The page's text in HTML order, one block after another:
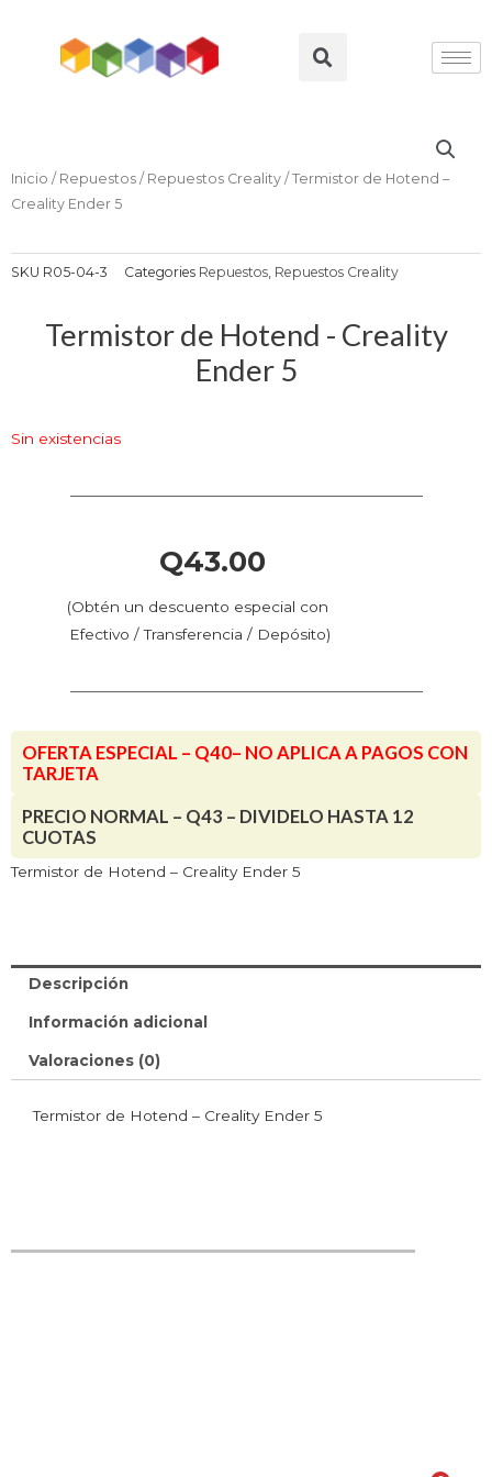
contenido
Search
Inicio / Repuestos / Repuestos Creality / Termistor de Hotend –
Creality Ender 5
SKU R05-04-3 Categories Repuestos, Repuestos Creality
Termistor de Hotend - Creality
Ender 5
Sin existencias
Q43.00
(Obtén un descuento especial con
Efectivo / Transferencia / Depósito)
OFERTA ESPECIAL – Q40– NO APLICA A PAGOS CON
TARJETA
PRECIO NORMAL – Q43 – DIVIDELO HASTA 12
CUOTAS
Termistor de Hotend – Creality Ender 5
Descripción
Información adicional
Valoraciones (0)
Termistor de Hotend – Creality Ender 5